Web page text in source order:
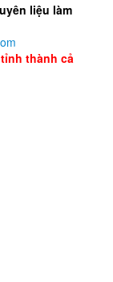
liệu làm
thành cả